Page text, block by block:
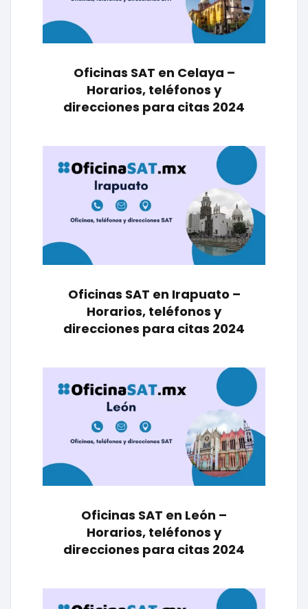
Oficinas SAT en Celaya –
Horarios, teléfonos y
direcciones para citas 2024
Oficinas SAT en Irapuato –
Horarios, teléfonos y
direcciones para citas 2024
Oficinas SAT en León –
Horarios, teléfonos y
direcciones para citas 2024